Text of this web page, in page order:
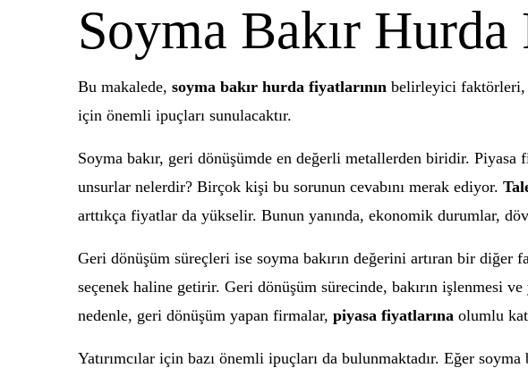
Soyma Bakır Hurda
Bu makalede, soyma bakır hurda fiyatlarının belirleyici faktörleri,
için önemli ipuçları sunulacaktır.
Soyma bakır, geri dönüşümde en değerli metallerden biridir.
unsurlar nelerdir? Birçok kişi bu sorunun cevabını merak ediyor.
arttıkça fiyatlar da yükselir. Bunun yanında, ekonomik durumlar,
Geri dönüşüm süreçleri ise soyma bakırın değerini artıran bir
seçenek haline getirir. Geri dönüşüm sürecinde, bakırın işlenmesi
nedenle, geri dönüşüm yapan firmalar, piyasa fiyatlarına olumlu
Yatırımcılar için bazı önemli ipuçları da bulunmaktadır. Eğer